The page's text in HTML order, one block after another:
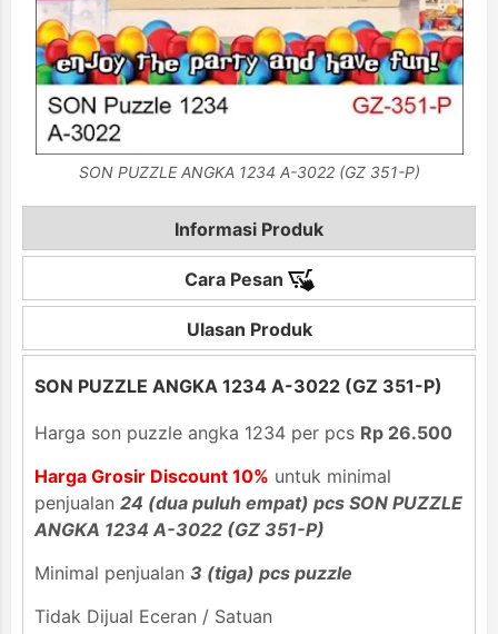
SON PUZZLE ANGKA 1234 A-3022 (GZ 351-P)
Informasi Produk
SON PUZZLE ANGKA 1234 A-3022 (GZ 351-P)
Harga son puzzle angka 1234 per pcs Rp 26.500
Harga Grosir Discount 10% untuk minimal
penjualan 24 (dua puluh empat) pcs SON PUZZLE
ANGKA 1234 A-3022 (GZ 351-P)
Minimal penjualan 3 (tiga) pcs puzzle
Tidak Dijual Eceran / Satuan
Cara Pesan
Ulasan Produk